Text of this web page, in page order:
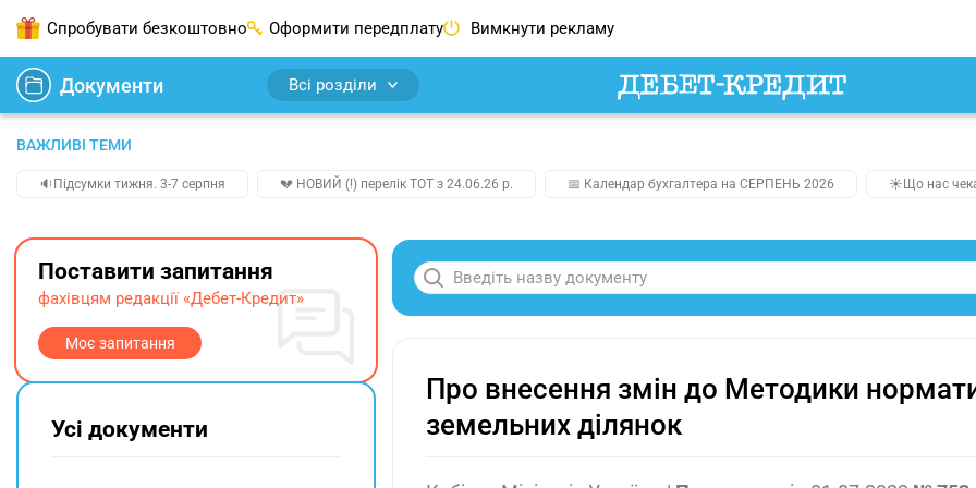
Спробувати безкоштовно Оформити передплату Вимкнути рекламу
Документи Всі розділи
ВАЖЛИВІ ТЕМИ
🔉Підсумки тижня. 3-7 серпня 💔 НОВИЙ (!) перелік ТОТ з 24.06.26 р. 📅 Календар бухгалтера на СЕРПЕНЬ 2026 ☀️Що нас
Про внесення змін до Методики
земельних ділянок
Поставити запитання
фахівцям редакції «Дебет-Кредит»
Моє запитання
Усі документи